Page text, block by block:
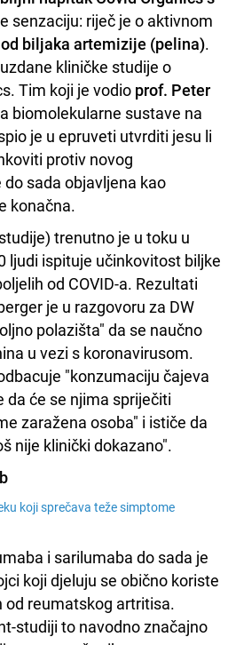
senzaciju: riječ je o aktivnom
od biljaka artemizije (pelina).
kliničke studije o
Tim koji je vodio prof. Peter
biomolekularne sustave na
je u epruveti utvrditi jesu li
protiv novog
sada objavljena kao
konačna.
trenutno je u toku u
ljudi ispituje učinkovitost biljke
od COVID-a. Rezultati
je u razgovoru za DW
polazišta" da se naučno
u vezi s koronavirusom.
"konzumaciju čajeva
da će se njima spriječiti
zaražena osoba" i ističe da
nije klinički dokazano".
koji sprečava teže simptome
i sarilumaba do sada je
koji djeluju se obično koriste
od reumatskog artritisa.
studiji to navodno značajno